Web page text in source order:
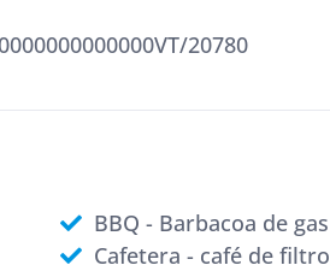
20780
BBQ - Barbacoa de gas
Cafetera - café de filtro